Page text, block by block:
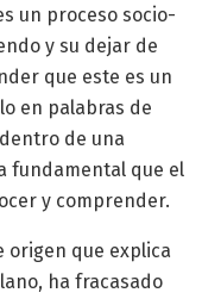
un proceso socio-
y su dejar de
que este es un
en palabras de
de una
fundamental que el
y comprender.
origen que explica
ha fracasado